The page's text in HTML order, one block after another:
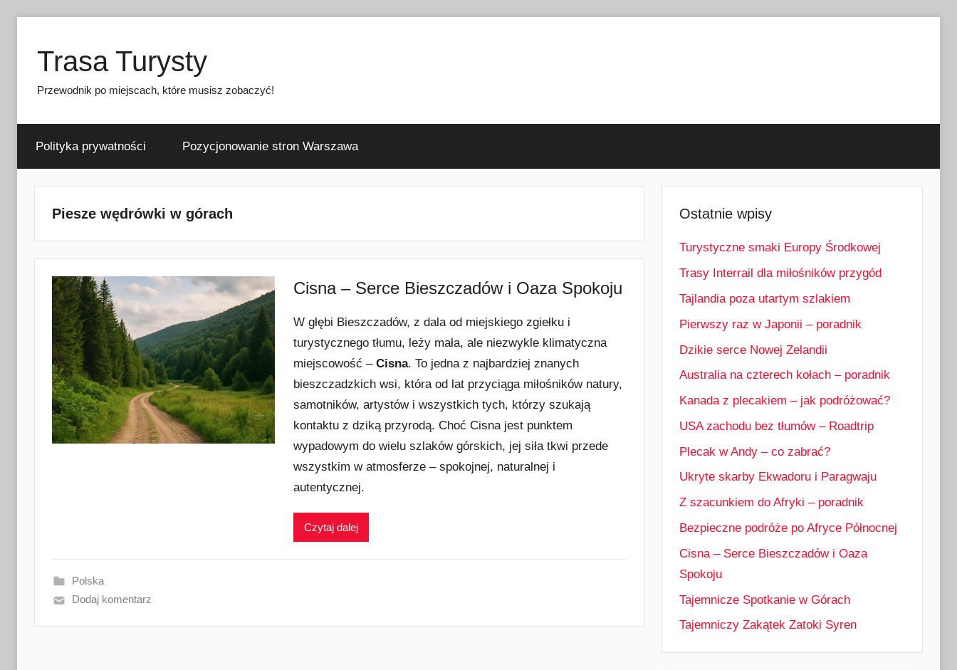
treściTrasa Turysty
Przewodnik po miejscach, które musisz zobaczyć!
Polityka prywatności Pozycjonowanie stron Warszawa
Piesze wędrówki w górach
Cisna – Serce Bieszczadów i Oaza Spokoju
W głębi Bieszczadów, z dala od miejskiego zgiełku i
turystycznego tłumu, leży mała, ale niezwykle klimatyczna
miejscowość – Cisna. To jedna z najbardziej znanych
bieszczadzkich wsi, która od lat przyciąga miłośników natury,
samotników, artystów i wszystkich tych, którzy szukają
kontaktu z dziką przyrodą. Choć Cisna jest punktem
wypadowym do wielu szlaków górskich, jej siła tkwi przede
wszystkim w atmosferze – spokojnej, naturalnej i
autentycznej.
Czytaj dalej
Polska
Dodaj komentarz
Ostatnie wpisy
Turystyczne smaki Europy Środkowej
Trasy Interrail dla miłośników przygód
Tajlandia poza utartym szlakiem
Pierwszy raz w Japonii – poradnik
Dzikie serce Nowej Zelandii
Australia na czterech kołach – poradnik
Kanada z plecakiem – jak podróżować?
USA zachodu bez tłumów – Roadtrip
Plecak w Andy – co zabrać?
Ukryte skarby Ekwadoru i Paragwaju
Z szacunkiem do Afryki – poradnik
Bezpieczne podróże po Afryce Północnej
Cisna – Serce Bieszczadów i Oaza
Spokoju
Tajemnicze Spotkanie w Górach
Tajemniczy Zakątek Zatoki Syren